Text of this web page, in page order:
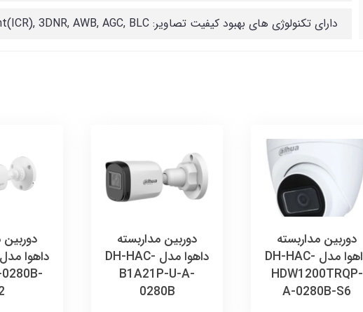
دارای تکنولوژی های بهبود کیفیت تصاویر: WDR(120dB), Day/Night(ICR), 3DNR, AWB, AGC, BLC
دوربین مداربسته
داهوا مدل DH-HAC-
HDW1200TRQP-
A-0280B-S6
دوربین مداربسته
داهوا مدل DH-HAC-
B1A21P-U-A-
0280B
دوربین